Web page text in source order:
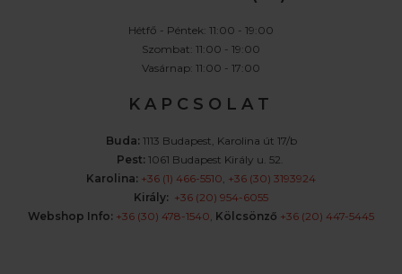
Hétfő - Péntek: 11:00 - 19:00
Szombat: 11:00 - 19:00
Vasárnap: 11:00 - 17:00
K A P C S O L A T
Buda: 1113 Budapest, Karolina út 17/b
Pest: 1061 Budapest Király u. 52.
Karolina: +36 (1) 466-5510, +36 (30) 3193924
Király: +36 (20) 954-6055
Webshop Info: +36 (30) 478-1540, Kölcsönző +36 (20) 447-5445